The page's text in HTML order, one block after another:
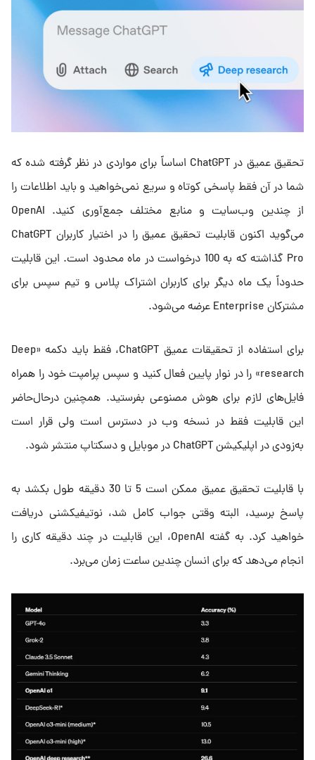
تحقیق عمیق در ChatGPT اساساً برای مواردی در نظر گرفته شده که
شما در آن فقط پاسخی کوتاه و سریع نمی‌خواهید و باید اطلاعات را
از چندین وب‌سایت و منابع مختلف جمع‌آوری کنید. OpenAI
می‌گوید اکنون قابلیت تحقیق عمیق را در اختیار کاربران ChatGPT
Pro گذاشته که به 100 درخواست در ماه محدود است. این قابلیت
حدوداً یک ماه دیگر برای کاربران اشتراک پلاس و تیم سپس برای
مشترکان Enterprise عرضه می‌شود.
برای استفاده از تحقیقات عمیق ChatGPT، فقط باید دکمه «Deep
research» را در نوار پایین فعال کنید و سپس پرامپت خود را همراه
فایل‌های لازم برای هوش مصنوعی بفرستید. همچنین درحال‌حاضر
این قابلیت فقط در نسخه وب در دسترس است ولی قرار است
به‌زودی در اپلیکیشن ChatGPT در موبایل و دسکتاپ منتشر شود.
با قابلیت تحقیق عمیق ممکن است 5 تا 30 دقیقه طول بکشد به
پاسخ برسید، البته وقتی جواب کامل شد، نوتیفیکشنی دریافت
خواهید کرد. به گفته OpenAI، این قابلیت در چند دقیقه کاری را
انجام می‌دهد که برای انسان چندین ساعت زمان می‌برد.